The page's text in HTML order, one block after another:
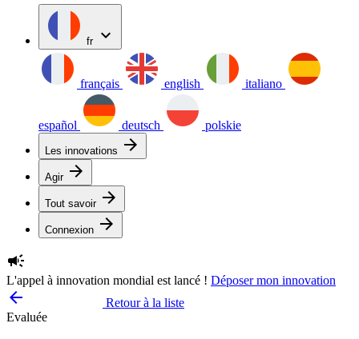
fr expand_more
français english italiano
español deutsch polskie
Les innovations arrow_forward
Agir arrow_forward
Tout savoir arrow_forward
Connexion arrow_forward
campaign
L'appel à innovation mondial est lancé ! Déposer mon innovation
arrow_backward
Retour à la liste
Evaluée